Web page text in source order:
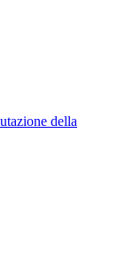
della